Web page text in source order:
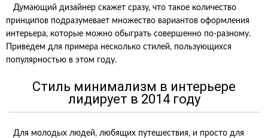
Думающий дизайнер скажет сразу, что такое количество
принципов подразумевает множество вариантов оформления
интерьера, которые можно обыграть совершенно по-разному.
Приведем для примера несколько стилей, пользующихся
популярностью в этом году.
Стиль минимализм в интерьере
лидирует в 2014 году
Для молодых людей, любящих путешествия, и просто для